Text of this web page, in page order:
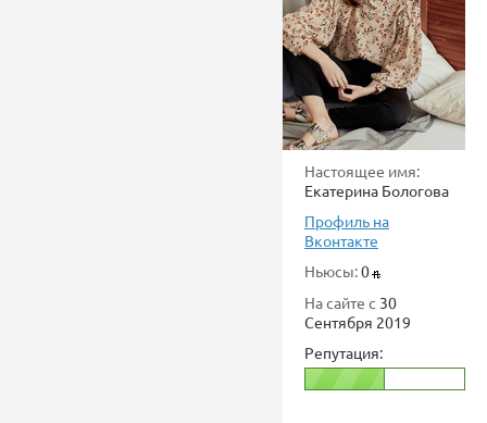
Настоящее имя:
Екатерина Бологова
Профиль на
Вконтакте
Ньюсы:0
На сайте с 30
Сентября 2019
Репутация: